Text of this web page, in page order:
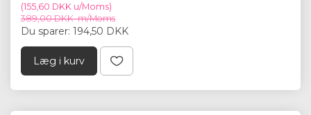
(155,60 DKK u/Moms)
389,00 DKKm/Moms
Du sparer: 194,50 DKK
Læg i kurv